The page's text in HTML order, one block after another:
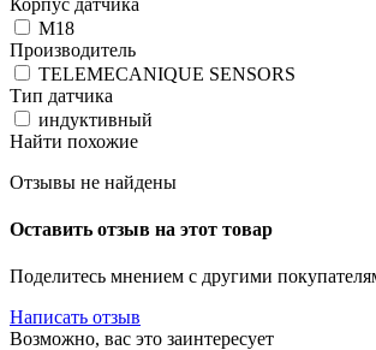
М18
Производитель
TELEMECANIQUE SENSORS
Тип датчика
индуктивный
Найти похожие
Отзывы не найдены
Оставить отзыв на этот товар
Поделитесь мнением с другими
Написать отзыв
Возможно, вас это заинтересует